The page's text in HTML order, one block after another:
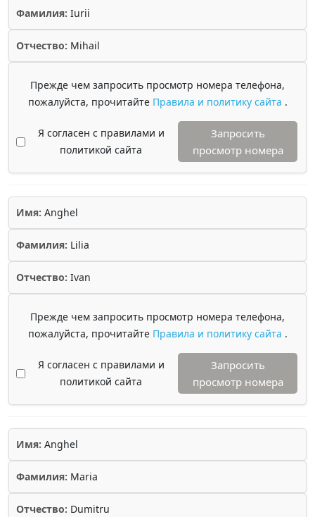
Фамилия: Iurii
Отчество: Mihail
Прежде чем запросить просмотр номера телефона,
пожалуйста, прочитайте Правила и политику сайта .
Я согласен с правилами и
политикой сайта
Запросить
просмотр номера
Имя: Anghel
Фамилия: Lilia
Отчество: Ivan
Прежде чем запросить просмотр номера телефона,
пожалуйста, прочитайте Правила и политику сайта .
Я согласен с правилами и
политикой сайта
Запросить
просмотр номера
Имя: Anghel
Фамилия: Maria
Отчество: Dumitru